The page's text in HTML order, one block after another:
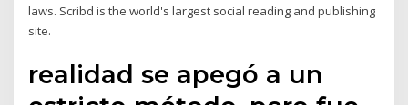
laws. Scribd is the world's largest social reading and publishing
site.
realidad se apegó a un